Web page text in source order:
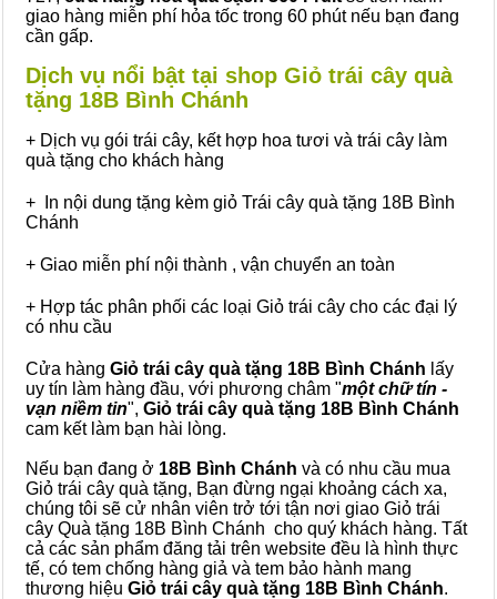
giao hàng miễn phí hỏa tốc trong 60 phút nếu bạn đang
cần gấp.
Dịch vụ nổi bật tại shop Giỏ trái cây quà
tặng 18B Bình Chánh
+ Dịch vụ gói trái cây, kết hợp hoa tươi và trái cây làm
quà tặng cho khách hàng
+ In nội dung tặng kèm giỏ Trái cây quà tặng 18B Bình
Chánh
+ Giao miễn phí nội thành , vận chuyển an toàn
+ Hợp tác phân phối các loại Giỏ trái cây cho các đại lý
có nhu cầu
Cửa hàng Giỏ trái cây quà tặng 18B Bình Chánh lấy
uy tín làm hàng đầu, với phương châm "một chữ tín -
vạn niềm tin", Giỏ trái cây quà tặng 18B Bình Chánh
cam kết làm bạn hài lòng.
Nếu bạn đang ở 18B Bình Chánh và có nhu cầu mua
Giỏ trái cây quà tặng, Bạn đừng ngại khoảng cách xa,
chúng tôi sẽ cử nhân viên trở tới tận nơi giao Giỏ trái
cây Quà tặng 18B Bình Chánh cho quý khách hàng. Tất
cả các sản phẩm đăng tải trên website đều là hình thực
tế, có tem chống hàng giả và tem bảo hành mang
thương hiệu Giỏ trái cây quà tặng 18B Bình Chánh.